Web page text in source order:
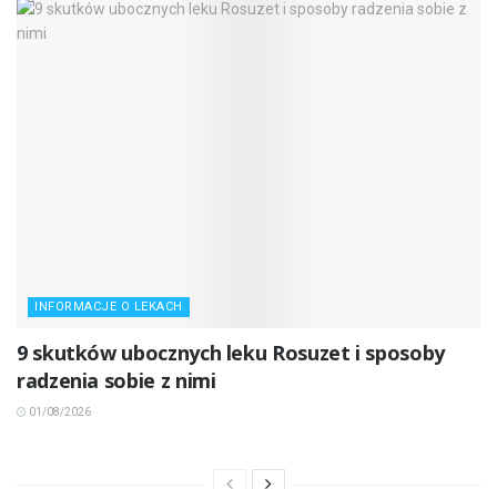
INFORMACJE O LEKACH
9 skutków ubocznych leku Rosuzet i sposoby
radzenia sobie z nimi
01/08/2026